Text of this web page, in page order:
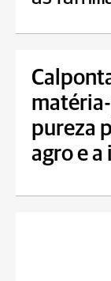
pureza
agro e